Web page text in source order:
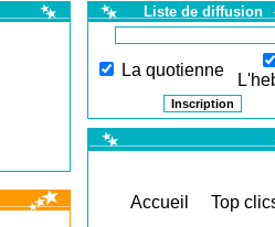
Liste de diffusion
La quotienne
Accueil Top